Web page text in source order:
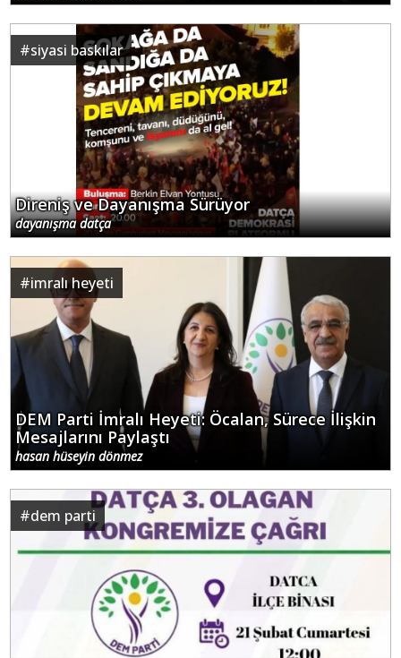
#siyasi baskılar
Direniş ve Dayanışma Sürüyor
dayanışma datça
#imralı heyeti
DEM Parti İmralı Heyeti: Öcalan, Sürece İlişkin
Mesajlarını Paylaştı
hasan hüseyin dönmez
#dem parti